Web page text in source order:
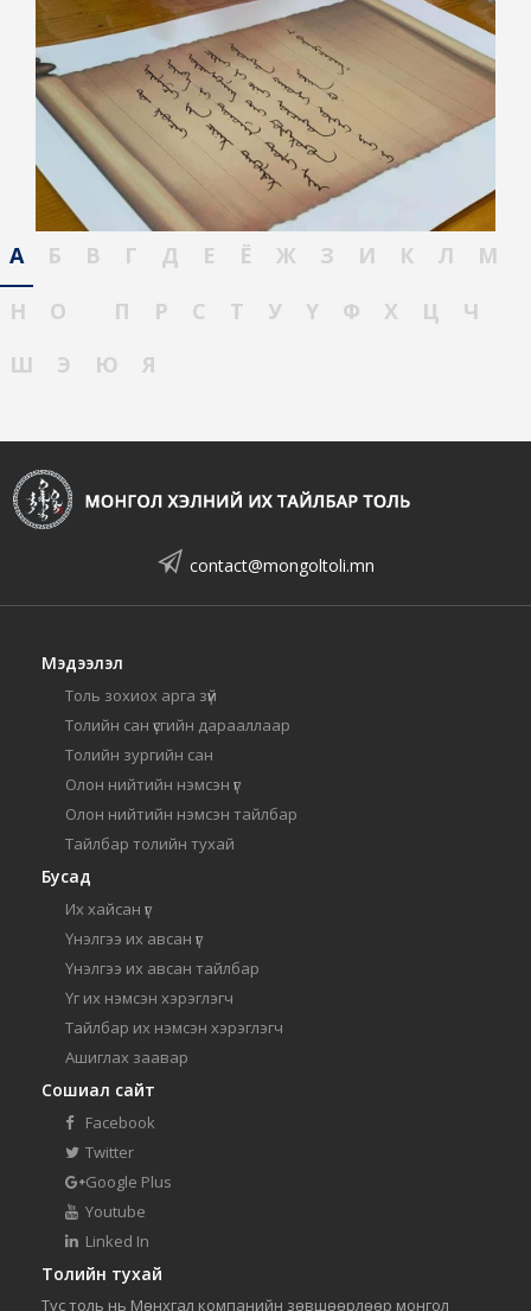
А Б В Г Д Е Ё Ж З И К Л
М
Н
О П Р С Т У Ү Ф Х Ц
Ч
Ш
Э Ю Я
contact@mongoltoli.mn
Мэдээлэл
Толь зохиох арга зүй
Толийн сан үсгийн дарааллаар
Толийн зургийн сан
Олон нийтийн нэмсэн үг
Олон нийтийн нэмсэн тайлбар
Тайлбар толийн тухай
Бусад
Их хайсан үг
Үнэлгээ их авсан үг
Үнэлгээ их авсан тайлбар
Үг их нэмсэн хэрэглэгч
Тайлбар их нэмсэн хэрэглэгч
Ашиглах заавар
Сошиал сайт
Facebook
Twitter
Google Plus
Youtube
Linked In
Толийн тухай
Тус толь нь Мөнхгал компанийн зөвшөөрлөөр монгол